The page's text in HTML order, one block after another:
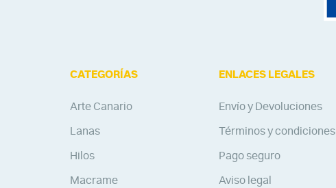
CATEGORÍAS
Arte Canario
Lanas
Hilos
Macrame
ENLACES LEGALES
Envío y Devoluciones
Términos y condiciones
Pago seguro
Aviso legal